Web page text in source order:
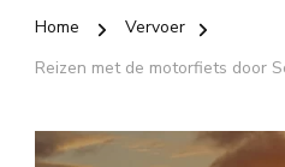
Home
Vervoer
Reizen met de motorfiets door